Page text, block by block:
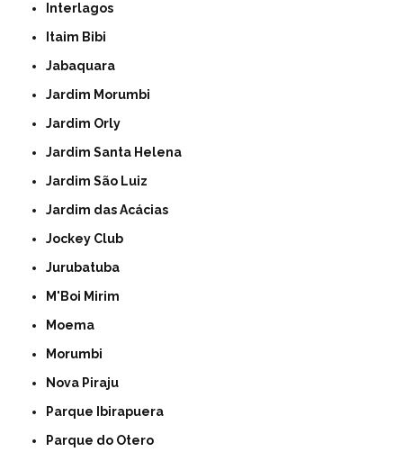
Interlagos
Itaim Bibi
Jabaquara
Jardim Morumbi
Jardim Orly
Jardim Santa Helena
Jardim São Luiz
Jardim das Acácias
Jockey Club
Jurubatuba
M'Boi Mirim
Moema
Morumbi
Nova Piraju
Parque Ibirapuera
Parque do Otero